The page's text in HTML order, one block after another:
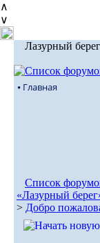
∧
∨
Лазурный берег
⦁ Главная
Список
«Лазурный
> Добро